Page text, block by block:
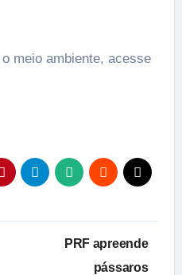
meio ambiente, acesse
PRF apreende
pássaros